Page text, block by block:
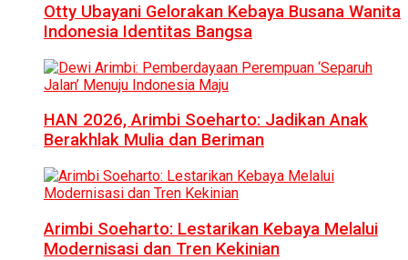
Otty Ubayani Gelorakan Kebaya Busana Wanita
Indonesia Identitas Bangsa
HAN 2026, Arimbi Soeharto: Jadikan Anak
Berakhlak Mulia dan Beriman
Arimbi Soeharto: Lestarikan Kebaya Melalui
Modernisasi dan Tren Kekinian